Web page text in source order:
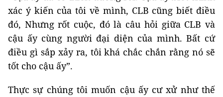
xác ý kiến ​​​​của tôi về mình, CLB cũng biết điều
đó, Nhưng rốt cuộc, đó là câu hỏi giữa CLB và
cậu ấy cùng người đại diện của mình. Bất cứ
điều gì sắp xảy ra, tôi khá chắc chắn rằng nó sẽ
tốt cho cậu ấy”.
Thực sự chúng tôi muốn cậu ấy cư xử như thế